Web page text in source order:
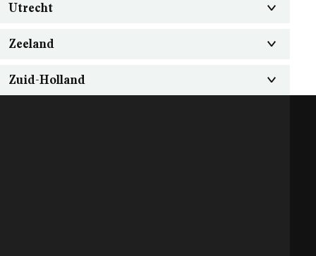
Utrecht
Zeeland
Zuid-Holland